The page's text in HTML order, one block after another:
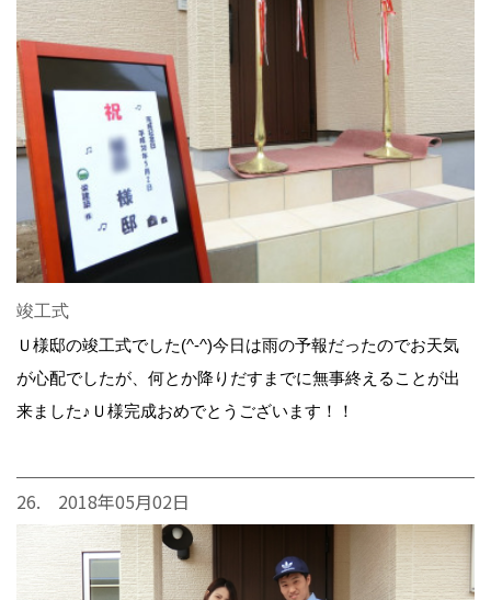
竣工式
Ｕ様邸の竣工式でした(^-^)今日は雨の予報だったのでお天気
が心配でしたが、何とか降りだすまでに無事終えることが出
来ました♪Ｕ様完成おめでとうございます！！
26. 2018年05月02日